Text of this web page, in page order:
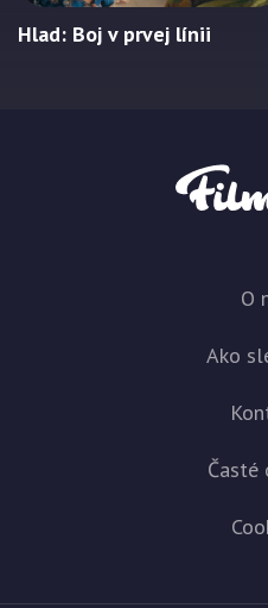
Hlad: Boj v prvej línii
O
Ako
Časté